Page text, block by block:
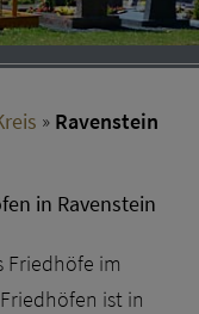
» Ravenstein
in Ravenstein
Friedhöfe im
ist in